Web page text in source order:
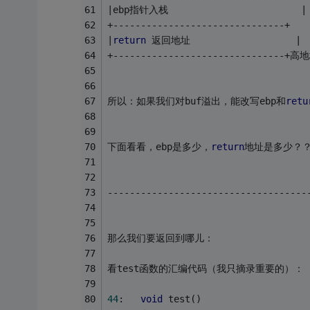
|ebp指针入栈                        |
+-------------------------------+
return 返回地址                   |
+-------------------------------+高地
所以：如果我们对buf溢出，能改写ebp和
下面看看，ebp是多少， return地址是多少？？
那么我们要返回到哪儿：
看test函数的汇编代码（我只摘录重要的）：
44: void test()